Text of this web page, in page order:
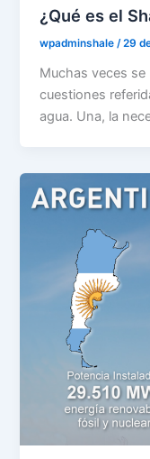
¿Qué es el
wpadminshale/29
Muchas veces
cuestiones
agua. Una, la